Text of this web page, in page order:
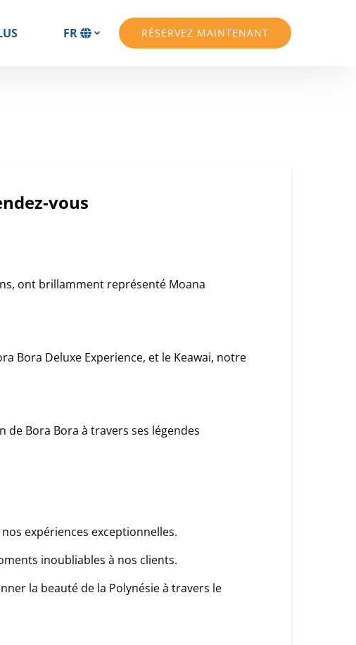
Menu
Sélectionnez
FR RÉSERVEZ MAINTENANT
vous
ont brillamment représenté Moana
Bora Deluxe Experience, et le Keawai, notre
Bora Bora à travers ses légendes
expériences exceptionnelles.
inoubliables à nos clients.
la beauté de la Polynésie à travers le